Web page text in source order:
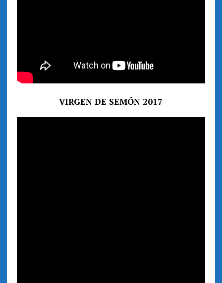
VIRGEN DE SEMÓN 2017